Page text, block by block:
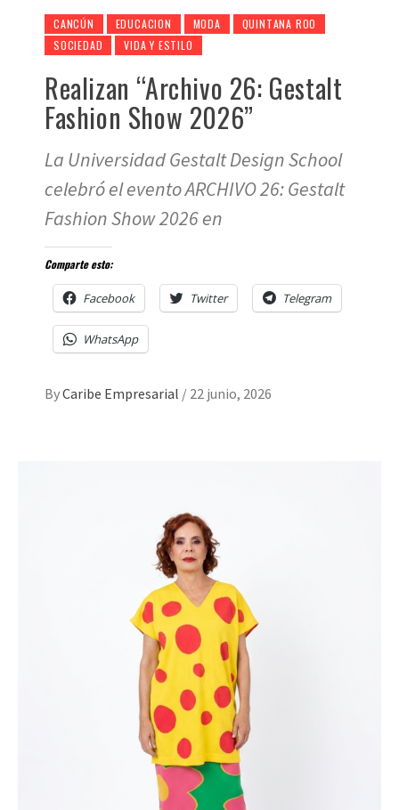
CANCÚN EDUCACION MODA
QUINTANA ROO
SOCIEDAD
VIDA Y ESTILO
Realizan “Archivo 26: Gestalt
Fashion Show 2026”
La Universidad Gestalt Design School
celebró el evento ARCHIVO 26: Gestalt
Fashion Show 2026 en
Comparte esto:
Facebook Twitter Telegram
WhatsApp
ByCaribe Empresarial / 22 junio, 2026